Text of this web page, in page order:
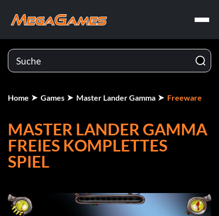
Home Games Master Lander Gamma Freeware
MASTER LANDER GAMMA
FREIES KOMPLETTES
SPIEL